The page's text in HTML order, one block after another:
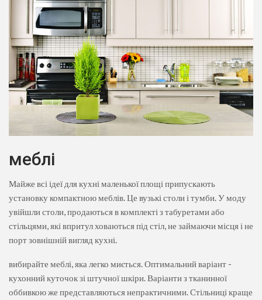
меблі
Майже всі ідеї для кухні маленької площі припускають
установку компактною меблів. Це вузькі столи і тумби. У моду
увійшли столи, продаються в комплекті з табуретами або
стільцями, які впритул ховаються під стіл, не займаючи місця і не
порт зовнішній вигляд кухні.
вибирайте меблі, яка легко миється. Оптимальний варіант -
кухонний куточок зі штучної шкіри. Варіанти з тканинної
оббивкою же представляються непрактичними. Стільниці краще